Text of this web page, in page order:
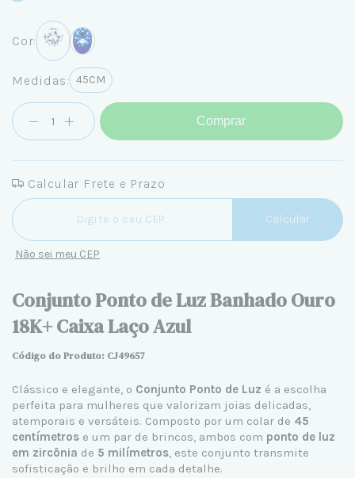
Cor:
Medidas: 45CM
Comprar
Calcular Frete e Prazo
Entregas para o CEP:
Calcular
Não sei meu CEP
Conjunto Ponto de Luz Banhado Ouro
18K+ Caixa Laço Azul
Código do Produto: CJ49657
Clássico e elegante, o Conjunto Ponto de Luz é a escolha
perfeita para mulheres que valorizam joias delicadas,
atemporais e versáteis. Composto por um colar de 45
centímetros e um par de brincos, ambos com ponto de luz
em zircônia de 5 milímetros, este conjunto transmite
sofisticação e brilho em cada detalhe.